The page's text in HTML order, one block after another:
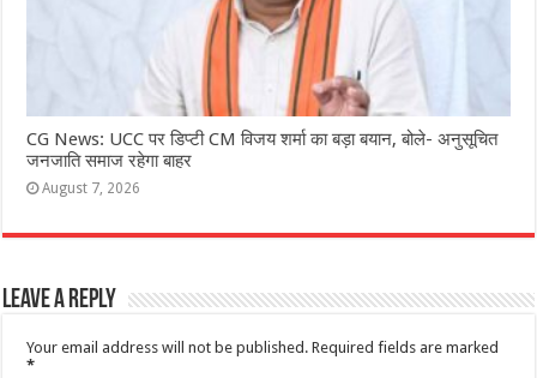
CG News: UCC पर डिप्टी CM विजय शर्मा का बड़ा बयान, बोले- अनुसूचित
जनजाति समाज रहेगा बाहर
August 7, 2026
Leave a Reply
Your email address will not be published. Required fields are marked
*